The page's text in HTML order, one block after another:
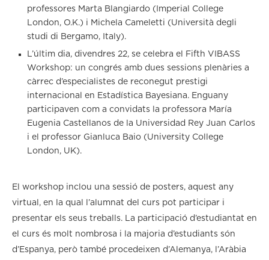
professores Marta Blangiardo (Imperial College
London, O.K.) i Michela Cameletti (Università degli
studi di Bergamo, Italy).
L’últim dia, divendres 22, se celebra el Fifth VIBASS
Workshop: un congrés amb dues sessions plenàries a
càrrec d’especialistes de reconegut prestigi
internacional en Estadística Bayesiana. Enguany
participaven com a convidats la professora María
Eugenia Castellanos de la Universidad Rey Juan Carlos
i el professor Gianluca Baio (University College
London, UK).
El workshop inclou una sessió de posters, aquest any
virtual, en la qual l’alumnat del curs pot participar i
presentar els seus treballs. La participació d’estudiantat en
el curs és molt nombrosa i la majoria d’estudiants són
d’Espanya, però també procedeixen d’Alemanya, l’Aràbia